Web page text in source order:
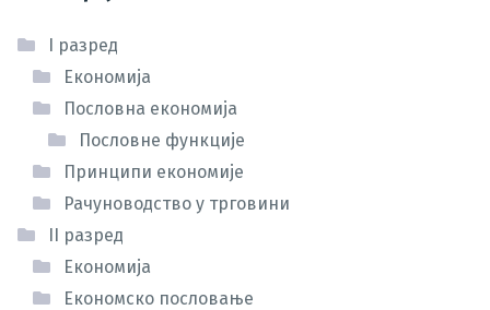
I разред
Економија
Пословна економија
Пословне функције
Принципи економије
Рачуноводство у трговини
II разред
Економија
Економско пословање